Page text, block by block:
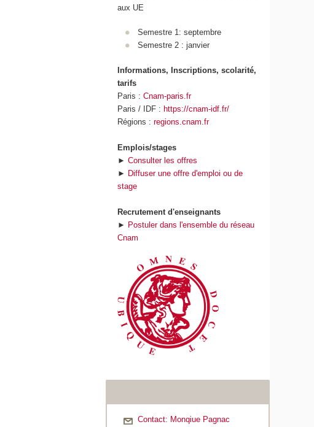
aux UE
Semestre 1: septembre
Semestre 2 : janvier
Informations, Inscriptions, scolarité,
tarifs
Paris :Cnam-paris.fr
Paris / IDF :https://cnam-idf.fr/
Régions :regions.cnam.fr
Emplois/stages
►Consulter les offres
► Diffuser une offre d'emploi ou de
stage
Recrutement d'enseignants
► Postuler dans l'ensemble du réseau
Cnam
Contact: Monqiue Pagnac